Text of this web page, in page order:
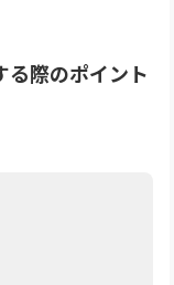
際のポイント